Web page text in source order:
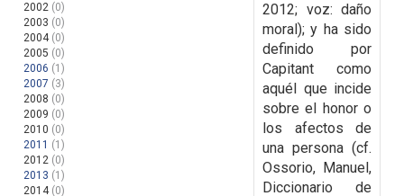
2002 (0)
2003 (0)
2004(0)
2005 (0)
2006 (1)
2007 (3)
2008 (0)
2009 (0)
2010 (0)
2011 (1)
2012 (0)
2013 (1)
2014(0)
2012; voz: daño
moral); y ha sido
definido por
Capitant como
aquél que incide
sobre el honor o
los afectos de
una persona (cf.
Ossorio, Manuel,
Diccionario de